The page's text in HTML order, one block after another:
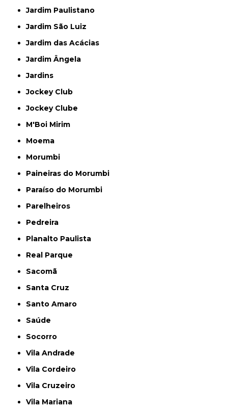
Jardim Paulistano
Jardim São Luiz
Jardim das Acácias
Jardim Ângela
Jardins
Jockey Club
Jockey Clube
M'Boi Mirim
Moema
Morumbi
Paineiras do Morumbi
Paraíso do Morumbi
Parelheiros
Pedreira
Planalto Paulista
Real Parque
Sacomã
Santa Cruz
Santo Amaro
Saúde
Socorro
Vila Andrade
Vila Cordeiro
Vila Cruzeiro
Vila Mariana